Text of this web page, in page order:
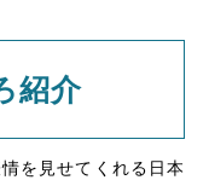
紹介
を見せてくれる日本